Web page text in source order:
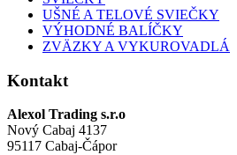
UŠNÉ A TELOVÉ SVIEČKY
VÝHODNÉ BALÍČKY
ZVÄZKY A VYKUROVADLÁ
Kontakt
Alexol Trading s.r.o
Nový Cabaj 4137
95117 Cabaj-Čápor